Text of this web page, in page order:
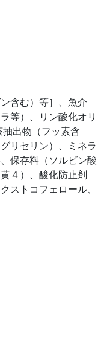
含む）等］、魚介
等）、リン酸化オリ
出物（フッ素含
リセリン）、ミネラ
保存料（ソルビン酸
４）、酸化防止剤
ストコフェロール、